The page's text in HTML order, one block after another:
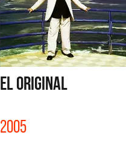
EL ORIGINAL
2005